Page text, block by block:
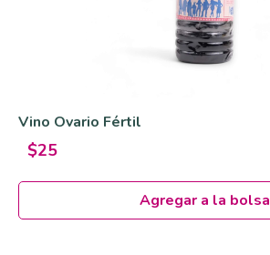
Vino Ovario Fértil
$25
Agregar a la bolsa